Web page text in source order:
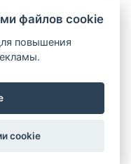
файлов cookie
повышения
cookie